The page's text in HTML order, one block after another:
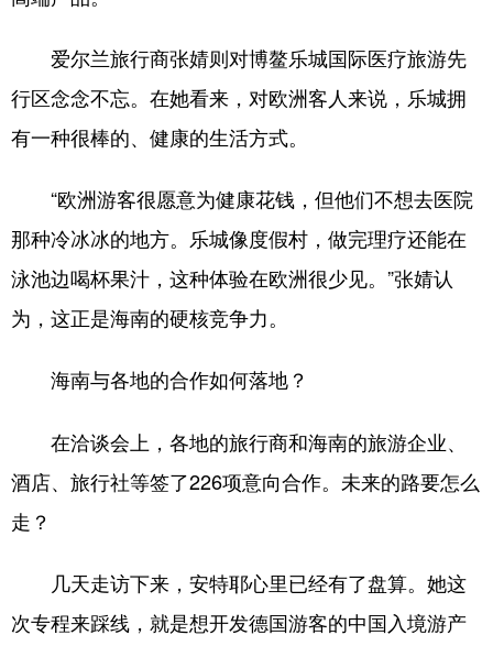
爱尔兰旅行商张婧则对博鳌乐城国际医疗旅游先
行区念念不忘。在她看来，对欧洲客人来说，乐城拥
有一种很棒的、健康的生活方式。
“欧洲游客很愿意为健康花钱，但他们不想去医院
那种冷冰冰的地方。乐城像度假村，做完理疗还能在
泳池边喝杯果汁，这种体验在欧洲很少见。”张婧认
为，这正是海南的硬核竞争力。
海南与各地的合作如何落地？
在洽谈会上，各地的旅行商和海南的旅游企业、
酒店、旅行社等签了226项意向合作。未来的路要怎么
走？
几天走访下来，安特耶心里已经有了盘算。她这
次专程来踩线，就是想开发德国游客的中国入境游产